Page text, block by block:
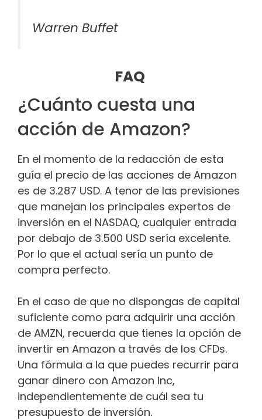
Warren Buffet
FAQ
¿Cuánto cuesta una
acción de Amazon?
En el momento de la redacción de esta
guía el precio de las acciones de Amazon
es de 3.287 USD. A tenor de las previsiones
que manejan los principales expertos de
inversión en el NASDAQ, cualquier entrada
por debajo de 3.500 USD sería excelente.
Por lo que el actual sería un punto de
compra perfecto.
En el caso de que no dispongas de capital
suficiente como para adquirir una acción
de AMZN, recuerda que tienes la opción de
invertir en Amazon a través de los CFDs.
Una fórmula a la que puedes recurrir para
ganar dinero con Amazon Inc,
independientemente de cuál sea tu
presupuesto de inversión.